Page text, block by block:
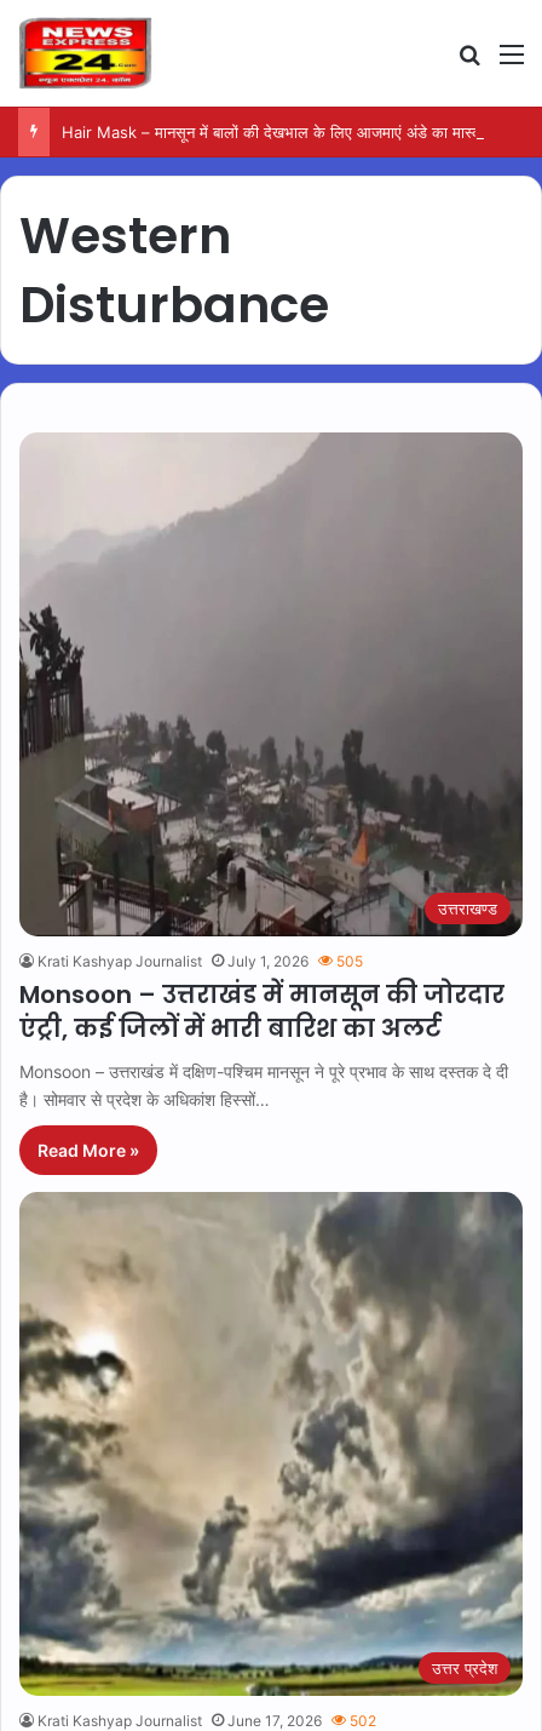
Hair Mask – मानसून में बालों की देखभाल के लिए आजमाएं अंडे का मास्क
Western
Disturbance
उत्तराखण्ड
Krati Kashyap Journalist July 1, 2026 505
Monsoon – उत्तराखंड में मानसून की जोरदार
एंट्री, कई जिलों में भारी बारिश का अलर्ट
Monsoon – उत्तराखंड में दक्षिण-पश्चिम मानसून ने पूरे प्रभाव के साथ दस्तक दे दी
है। सोमवार से प्रदेश के अधिकांश हिस्सों…
Read More »
उत्तर प्रदेश
Krati Kashyap Journalist June 17, 2026 502